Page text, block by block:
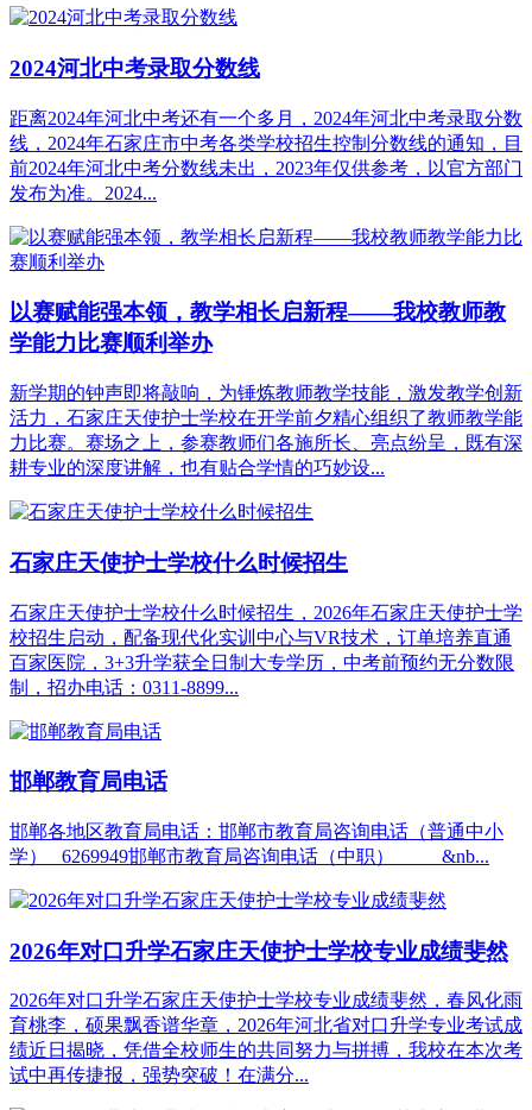
2024河北中考录取分数线
距离2024年河北中考还有一个多月，2024年河北中考录取分数
线，2024年石家庄市中考各类学校招生控制分数线的通知，目
前2024年河北中考分数线未出，2023年仅供参考，以官方部门
发布为准。2024...
以赛赋能强本领，教学相长启新程——我校教师教
学能力比赛顺利举办
新学期的钟声即将敲响，为锤炼教师教学技能，激发教学创新
活力，石家庄天使护士学校在开学前夕精心组织了教师教学能
力比赛。赛场之上，参赛教师们各施所长、亮点纷呈，既有深
耕专业的深度讲解，也有贴合学情的巧妙设...
石家庄天使护士学校什么时候招生
石家庄天使护士学校什么时候招生，2026年石家庄天使护士学
校招生启动，配备现代化实训中心与VR技术，订单培养直通
百家医院，3+3升学获全日制大专学历，中考前预约无分数限
制，招办电话：0311-8899...
邯郸教育局电话
邯郸各地区教育局电话：邯郸市教育局咨询电话（普通中小
学） 6269949邯郸市教育局咨询电话（中职） &nb...
2026年对口升学石家庄天使护士学校专业成绩斐然
2026年对口升学石家庄天使护士学校专业成绩斐然，春风化雨
育桃李，硕果飘香谱华章，2026年河北省对口升学专业考试成
绩近日揭晓，凭借全校师生的共同努力与拼搏，我校在本次考
试中再传捷报，强势突破！在满分...